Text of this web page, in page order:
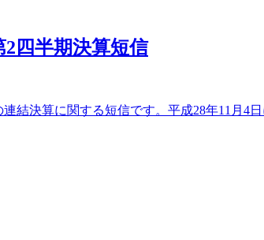
四半期決算短信
結決算に関する短信です。平成28年11月4